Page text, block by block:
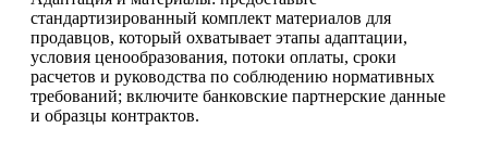
стандартизированный комплект материалов для
продавцов, который охватывает этапы адаптации,
условия ценообразования, потоки оплаты, сроки
расчетов и руководства по соблюдению нормативных
требований; включите банковские партнерские данные
и образцы контрактов.